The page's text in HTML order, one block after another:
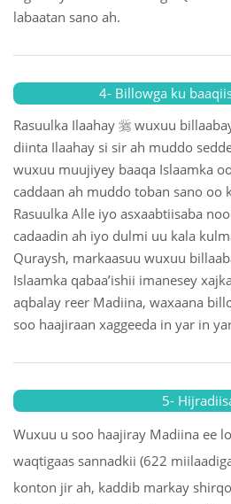
labaatan sano ah.
4- Billowga ku
Rasuulka Ilaahay  wuxuu
diinta Ilaahay si sir ah muddo
wuxuu muujiyey baaqa Islaamka
caddaan ah muddo toban sano oo
Rasuulka Alle iyo asxaabtiisaba
cadaadin ah iyo dulmi uu kala
Quraysh, markaasuu wuxuu
Islaamka qabaa’ishii imanesey
aqbalay reer Madiina, waxaana
soo haajiraan xaggeeda in yar in
5-
Wuxuu u soo haajiray Madiina ee
waqtigaas sannadkii (622
konton jir ah, kaddib markay